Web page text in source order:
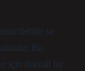
su
Bu
için önemli bir